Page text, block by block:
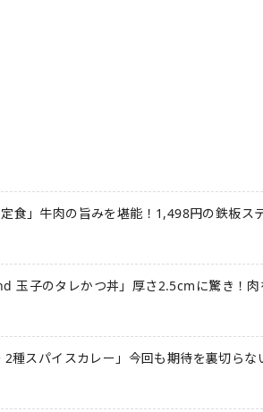
食」牛肉の旨みを堪能！1,498円の鉄板ス
玉子のタレかつ丼」厚さ2.5cmに驚き！
2種スパイスカレー」今回も期待を裏切らな